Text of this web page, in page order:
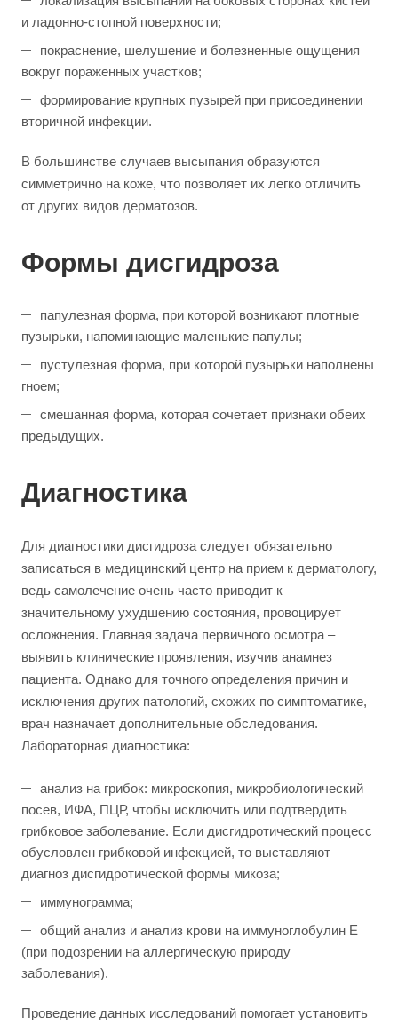
и ладонно-стопной поверхности;
покраснение, шелушение и болезненные ощущения
вокруг пораженных участков;
формирование крупных пузырей при присоединении
вторичной инфекции.
В большинстве случаев высыпания образуются
симметрично на коже, что позволяет их легко отличить
от других видов дерматозов.
Формы дисгидроза
папулезная форма, при которой возникают плотные
пузырьки, напоминающие маленькие папулы;
пустулезная форма, при которой пузырьки наполнены
гноем;
смешанная форма, которая сочетает признаки обеих
предыдущих.
Диагностика
Для диагностики дисгидроза следует обязательно
записаться в медицинский центр на прием к дерматологу,
ведь самолечение очень часто приводит к
значительному ухудшению состояния, провоцирует
осложнения. Главная задача первичного осмотра –
выявить клинические проявления, изучив анамнез
пациента. Однако для точного определения причин и
исключения других патологий, схожих по симптоматике,
врач назначает дополнительные обследования.
Лабораторная диагностика:
анализ на грибок: микроскопия, микробиологический
посев, ИФА, ПЦР, чтобы исключить или подтвердить
грибковое заболевание. Если дисгидротический процесс
обусловлен грибковой инфекцией, то выставляют
диагноз дисгидротической формы микоза;
иммунограмма;
общий анализ и анализ крови на иммуноглобулин Е
(при подозрении на аллергическую природу
заболевания).
Проведение данных исследований помогает установить